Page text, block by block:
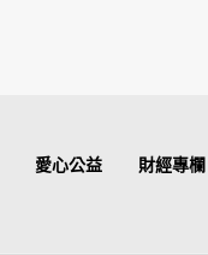
愛心公益 財經專欄